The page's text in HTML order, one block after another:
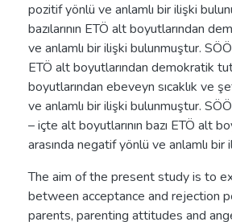
pozitif yönlü ve anlamlı bir ilişki
bazılarının ETÖ alt boyutlarından
ve anlamlı bir ilişki bulunmuştur.
ETÖ alt boyutlarından demokratik
boyutlarından ebeveyn sıcaklık ve
ve anlamlı bir ilişki bulunmuştur.
– içte alt boyutlarının bazı ETÖ alt
arasında negatif yönlü ve anlamlı bir
The aim of the present study is to
between acceptance and rejection
parents, parenting attitudes and